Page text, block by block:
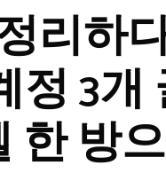
리하
3개
한 방